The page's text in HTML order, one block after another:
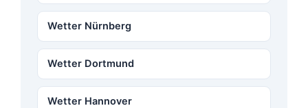
Wetter Nürnberg
Wetter Dortmund
Wetter Hannover